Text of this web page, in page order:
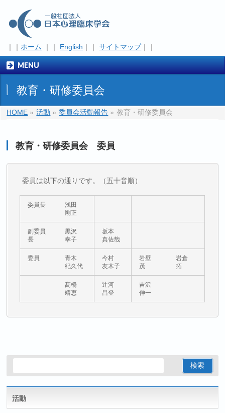
｜｜ ホーム ｜｜ English ｜｜サイトマップ｜｜
MENU
教育・研修委員会
HOME » 活動 » 委員会活動報告 » 教育・研修委員会
教育・研修委員会 委員
委員は以下の通りです。（五十音順）
委員長
浅田
剛正
副委員
長
黒沢
幸子
坂本
真佐哉
委員
青木
紀久代
今村
友木子
岩壁
茂
岩倉
拓
髙橋
靖恵
辻河
昌登
吉沢
伸一
活動